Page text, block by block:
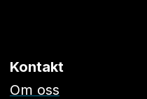
Kontakt
Om oss